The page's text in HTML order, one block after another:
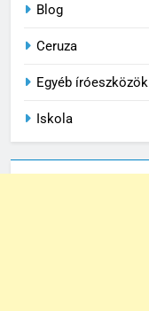
Blog
Ceruza
Egyéb íróeszközök
Iskola